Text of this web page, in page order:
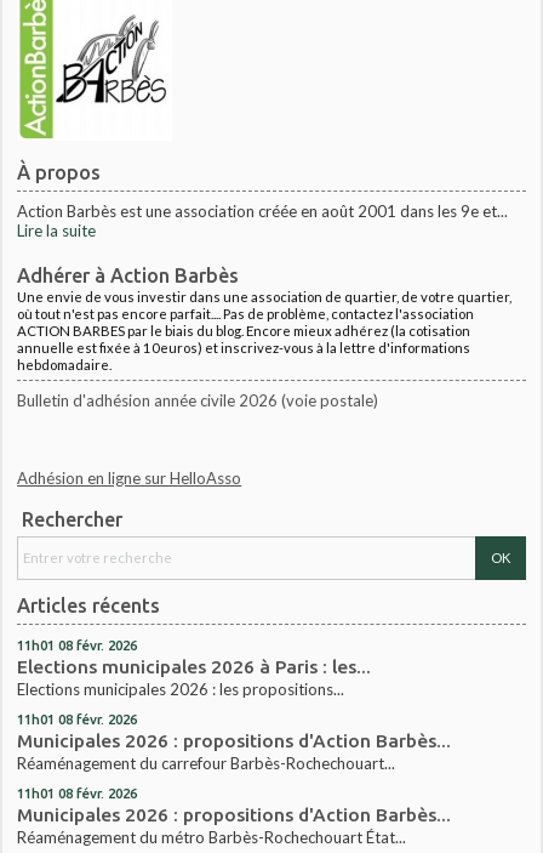
À propos
Action Barbès est une association créée en août 2001 dans les 9e et...
Lire la suite
Adhérer à Action Barbès
Une envie de vous investir dans une association de quartier, de votre quartier,
où tout n'est pas encore parfait.... Pas de problème, contactez l'association
ACTION BARBES par le biais du blog. Encore mieux adhérez (la cotisation
annuelle est fixée à 10euros) et inscrivez-vous à la lettre d'informations
hebdomadaire.
Bulletin d'adhésion année civile 2026 (voie postale)
Adhésion en ligne sur HelloAsso
Rechercher
Articles récents
11h01 08 févr. 2026
Elections municipales 2026 à Paris : les...
Elections municipales 2026 : les propositions...
11h01 08 févr. 2026
Municipales 2026 : propositions d'Action Barbès...
Réaménagement du carrefour Barbès-Rochechouart...
11h01 08 févr. 2026
Municipales 2026 : propositions d'Action Barbès...
Réaménagement du métro Barbès-Rochechouart État...